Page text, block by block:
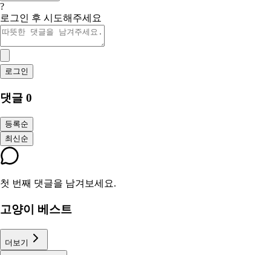
?
로그인 후 시도해주세요
로그인
댓글 0
등록순
최신순
첫 번째 댓글을 남겨보세요.
고양이 베스트
더보기